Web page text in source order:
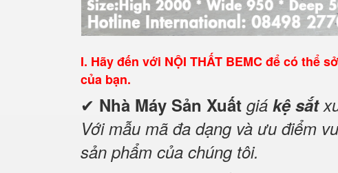
I. Hãy đến với NỘI THẤT BEMC để có thể
của bạn.
✔ Nhà Máy Sản Xuất giá kệ sắt
Với mẫu mã đa dạng và ưu điểm
sản phẩm của chúng tôi.